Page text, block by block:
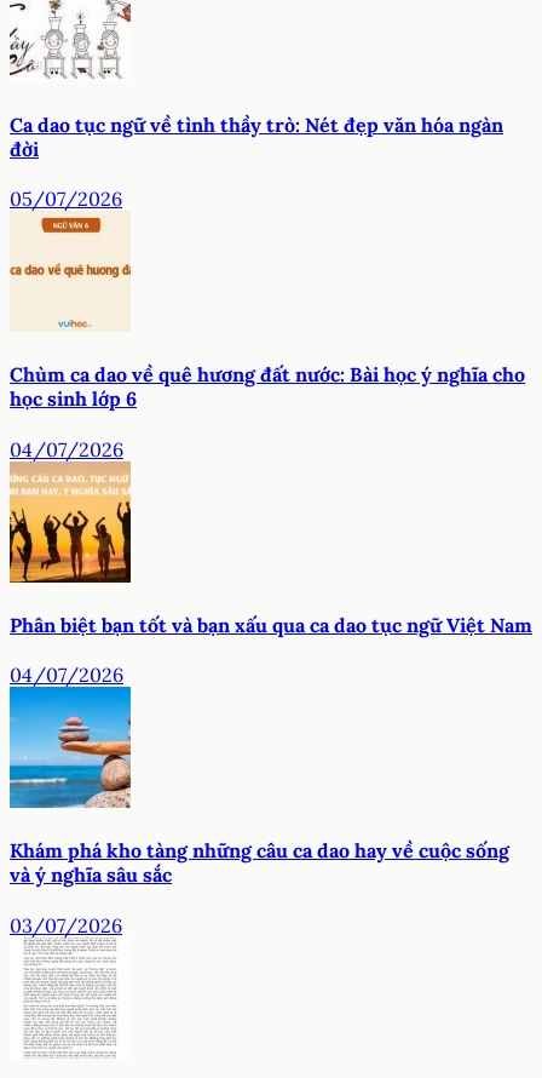
Ca dao tục ngữ về tình thầy trò: Nét đẹp văn hóa ngàn
đời
05/07/2026
Chùm ca dao về quê hương đất nước: Bài học ý nghĩa cho
học sinh lớp 6
04/07/2026
Phân biệt bạn tốt và bạn xấu qua ca dao tục ngữ Việt Nam
04/07/2026
Khám phá kho tàng những câu ca dao hay về cuộc sống
và ý nghĩa sâu sắc
03/07/2026